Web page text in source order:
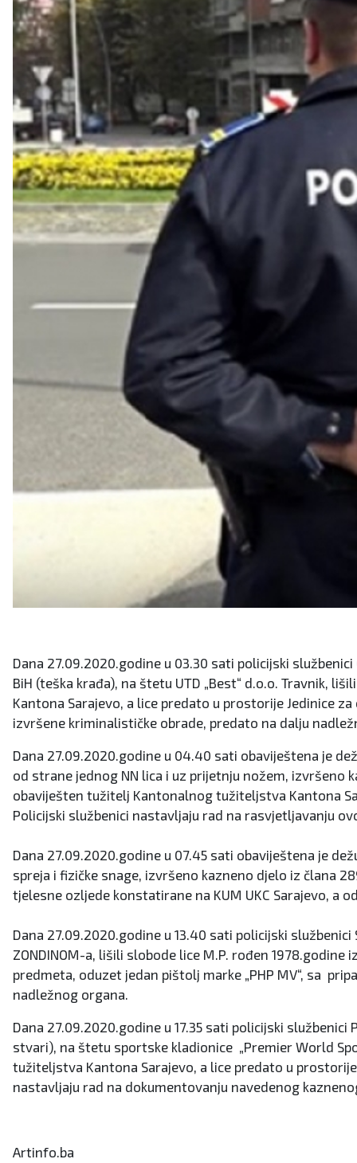
Dana 27.09.2020.godine u 03.30 sati policijski
BiH (teška krađa), na štetu UTD „Best“ d.o.o. Travnik,
Kantona Sarajevo, a lice predato u prostorije Jedinice
izvršene kriminalističke obrade, predato na dalju
Dana 27.09.2020.godine u 04.40 sati obaviještena je
od strane jednog NN lica i uz prijetnju nožem, izvršeno
obaviješten tužitelj Kantonalnog tužiteljstva Kantona
Policijski službenici nastavljaju rad na rasvjetljavanju
Dana 27.09.2020.godine u 07.45 sati obaviještena je
spreja i fizičke snage, izvršeno kazneno djelo iz člana
tjelesne ozljede konstatirane na KUM UKC Sarajevo, a
Dana 27.09.2020.godine u 13.40 sati policijski
ZONDINOM-a, lišili slobode lice M.P. rođen
predmeta, oduzet jedan pištolj marke „PHP MV“, sa
nadležnog organa.
Dana 27.09.2020.godine u 17.35 sati policijski
stvari), na štetu sportske kladionice „Premier World
tužiteljstva Kantona Sarajevo, a lice predato u
nastavljaju rad na dokumentovanju navedenog
Artinfo.ba